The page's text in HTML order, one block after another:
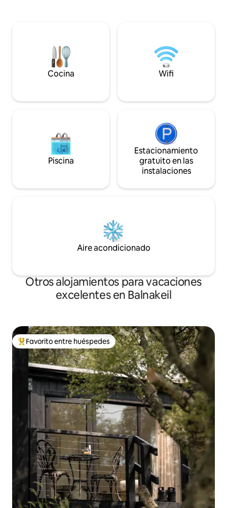
Beach. También tienes la oportunidad de
presenciar las espectaculares luces del
norte (Aurora) en la ocasión adecuada.
cabaña el hogar
escapada
Cocina Wifi
Piscina
Estacionamiento
gratuito en las
instalaciones
Aire acondicionado
Otros alojamientos para vacaciones
excelentes en Balnakeil
Favorito entre huéspedes preferido
Favorito entre huéspedes